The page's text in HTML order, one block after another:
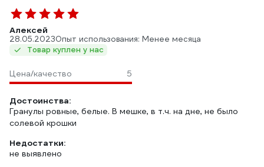
Алексей
28.05.2023Опыт использования: Менее месяца
Товар куплен у нас
Цена/качество 5
Достоинства:
Гранулы ровные, белые. В мешке, в т.ч. на дне, не было
солевой крошки
Недостатки:
не выявлено